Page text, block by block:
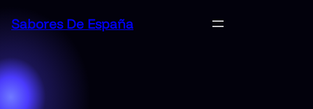
Sabores De España